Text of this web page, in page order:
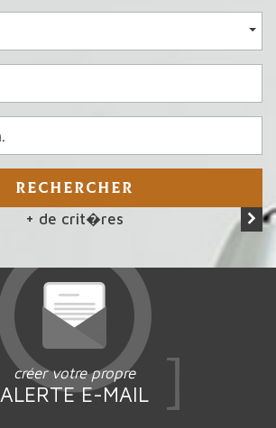
RECHERCHER
+ de crit�res
créer votre propre
ALERTE E-MAIL